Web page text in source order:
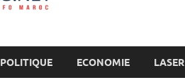
POLITIQUE ECONOMIE LASER